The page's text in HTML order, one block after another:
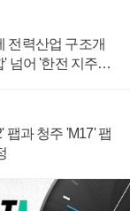
전력산업 구조개
넘어 '한전 지주사'
팹과 청주 'M17' 팹